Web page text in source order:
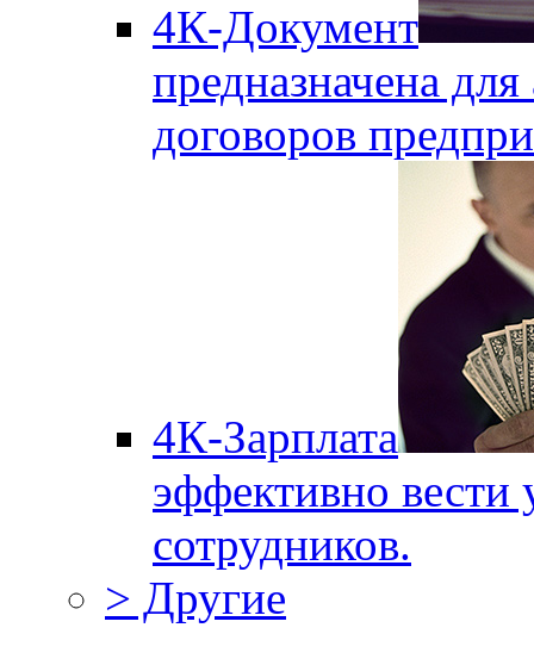
4К-Документ
предназначена
договоров
4К-Зарплата
эффективно вести
сотрудников.
> Другие